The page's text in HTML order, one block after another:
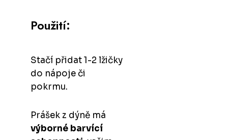
Použití:
Stačí přidat 1-2 lžičky
do nápoje či
pokrmu.
Prášek z dýně má
výborné barvící